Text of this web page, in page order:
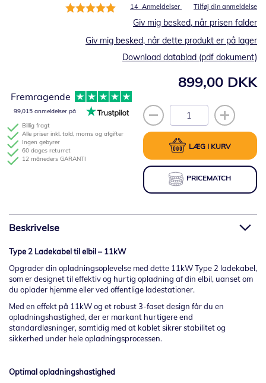
Bedømmelse:
14 Anmeldelser Tilføj din anmeldelse
899,00 DKK
Giv mig besked, når prisen falder
Giv mig besked, når dette produkt er på lager
LÆG I KURV
PRICEMATCH
Billig fragt
Alle priser inkl. told, moms og afgifter
Ingen gebyrer
60 dages returret
12 måneders GARANTI
Fremragende
99,015 anmeldelser på
Download datablad (pdf dokument)
Beskrivelse
Type 2 Ladekabel til elbil – 11kW
Opgrader din opladningsoplevelse med dette 11kW Type 2 ladekabel,
som er designet til effektiv og hurtig opladning af din elbil, uanset om
du oplader hjemme eller ved offentlige ladestationer.
Med en effekt på 11kW og et robust 3-faset design får du en
opladningshastighed, der er markant hurtigere end
standardløsninger, samtidig med at kablet sikrer stabilitet og
sikkerhed under hele opladningsprocessen.
Optimal opladningshastighed